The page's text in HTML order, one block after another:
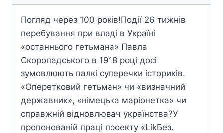
Погляд через 100 років!Події 26 тижнів
перебування при владі в Україні
«останнього гетьмана» Павла
Скоропадського в 1918 році досі
зумовлюють палкі суперечки істориків.
«Оперетковий гетьман» чи «визначний
державник», «німецька маріонетка» чи
справжній відновлювач українства?У
пропонованій праці проекту «LikБез.